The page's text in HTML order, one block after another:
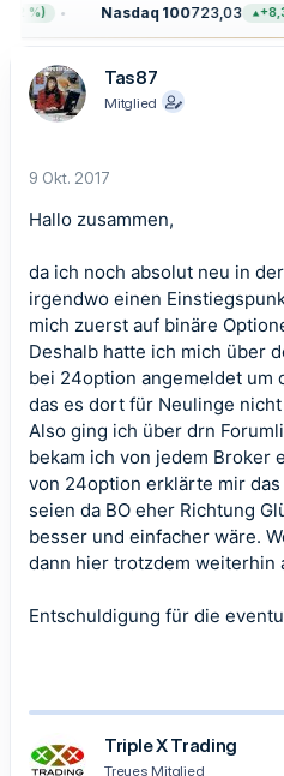
r
a
m
Nasdaq 100723,03 +8,38
Tas87
Mitglied
9 Okt. 2017
Hallo zusammen,
da ich noch absolut neu in
irgendwo einen
mich zuerst auf binäre
Deshalb hatte ich mich über
bei 24option angemeldet um
das es dort für Neulinge
Also ging ich über drn
bekam ich von jedem Broker
von 24option erklärte mir
seien da BO eher Richtung
besser und einfacher wäre.
dann hier trotzdem weiterhin
Entschuldigung für die
Triple X Trading
Treues Mitglied